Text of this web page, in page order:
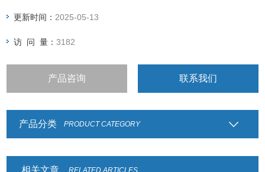
更新时间： 2025-05-13
访 问 量：3182
产品咨询 联系我们
产品分类 PRODUCT CATEGORY
相关文章 RELATED ARTICLES